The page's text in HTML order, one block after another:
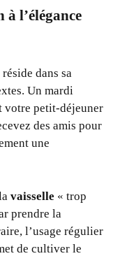
l’élégance
réside dans sa
Un mardi
votre petit-déjeuner
des amis pour
une
vaisselle « trop
prendre la
l’usage régulier
de cultiver le